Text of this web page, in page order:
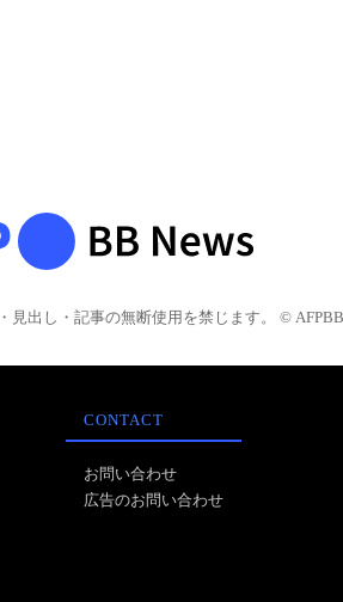
見出し・記事の無断使用を禁じます。 © AFPBB
CONTACT
お問い合わせ
広告のお問い合わせ